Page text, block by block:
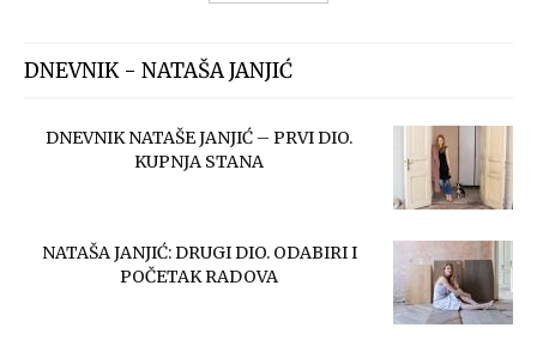
DNEVNIK - NATAŠA JANJIĆ
DNEVNIK NATAŠE JANJIĆ – PRVI DIO.
KUPNJA STANA
NATAŠA JANJIĆ: DRUGI DIO. ODABIRI I
POČETAK RADOVA